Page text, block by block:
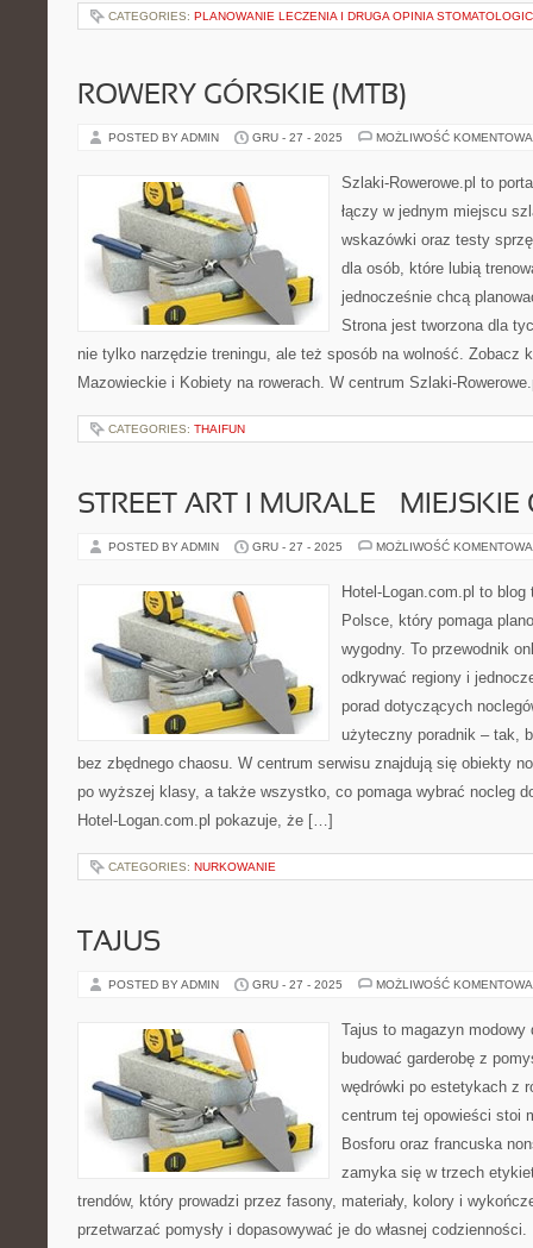
CATEGORIES: PLANOWANIE LECZENIA I DRUGA OPINIA
ROWERY GÓRSKIE (MTB)
POSTED BY ADMIN GRU - 27 - 2025 MOŻLIWOŚĆ
Szlaki-Rowerowe.pl to
łączy w jednym miejscu
wskazówki oraz testy
dla osób, które lubią
jednocześnie chcą
Strona jest tworzona dla
nie tylko narzędzie treningu, ale też sposób na wolność. Zobacz
Mazowieckie i Kobiety na rowerach. W centrum Szlaki-
CATEGORIES: THAIFUN
STREET ART I MURALE –
POSTED BY ADMIN GRU - 27 - 2025 MOŻLIWOŚĆ
Hotel-Logan.com.pl to
Polsce, który pomaga
wygodny. To przewodnik
odkrywać regiony i
porad dotyczących
użyteczny poradnik – tak,
bez zbędnego chaosu. W centrum serwisu znajdują się obiekty
po wyższej klasy, a także wszystko, co pomaga wybrać nocleg
Hotel-Logan.com.pl pokazuje, że […]
CATEGORIES: NURKOWANIE
TAJUS
POSTED BY ADMIN GRU - 27 - 2025 MOŻLIWOŚĆ
Tajus to magazyn
budować garderobę z
wędrówki po estetykach z
centrum tej opowieści stoi
Bosforu oraz francuska
zamyka się w trzech
trendów, który prowadzi przez fasony, materiały, kolory i
przetwarzać pomysły i dopasowywać je do własnej